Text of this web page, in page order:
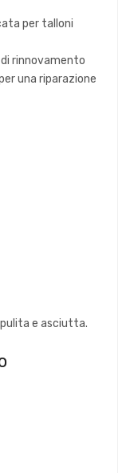
per talloni
rinnovamento
una riparazione
e asciutta.